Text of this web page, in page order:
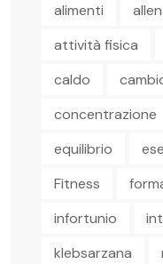
alimenti
attività fisica
caldo
concentrazione
equilibrio
Fitness
infortunio
klebsarzana